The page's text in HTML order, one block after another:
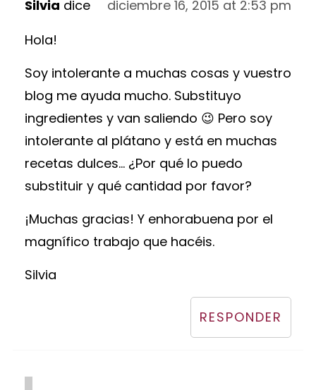
Silvia dice
diciembre 16, 2015 at 2:53 pm
Hola!
Soy intolerante a muchas cosas y vuestro
blog me ayuda mucho. Substituyo
ingredientes y van saliendo 😉 Pero soy
intolerante al plátano y está en muchas
recetas dulces... ¿Por qué lo puedo
substituir y qué cantidad por favor?
¡Muchas gracias! Y enhorabuena por el
magnífico trabajo que hacéis.
Silvia
RESPONDER